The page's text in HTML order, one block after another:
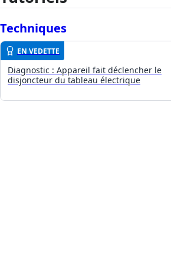
Techniques
EN VEDETTE
Diagnostic : Appareil fait déclencher le
disjoncteur du tableau électrique